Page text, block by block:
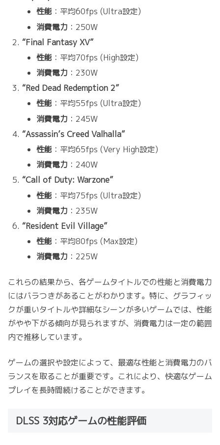
性能 ：平均60fps (Ultra設定)
消費電力 ：250W
“Final Fantasy XV”
性能 ：平均70fps (High設定)
消費電力 ：230W
“Red Dead Redemption 2”
性能 ：平均55fps (Ultra設定)
消費電力 ：245W
“Assassin’s Creed Valhalla”
性能 ：平均65fps (Very High設定)
消費電力 ：240W
“Call of Duty: Warzone”
性能 ：平均75fps (Ultra設定)
消費電力 ：235W
“Resident Evil Village”
性能 ：平均80fps (Max設定)
消費電力 ：225W
これらの結果から、各ゲームタイトルでの性能と消費電力
にはバラつきがあることがわかります。特に、グラフィッ
クが重いタイトルや詳細なシーンが多いゲームでは、性能
がやや下がる傾向が見られますが、消費電力は一定の範囲
内で推移しています。
ゲームの選択や設定によって、最適な性能と消費電力のバ
ランスを取ることが重要です。これにより、快適なゲーム
プレイを長時間続けることができます。
DLSS 3対応ゲームの性能評価